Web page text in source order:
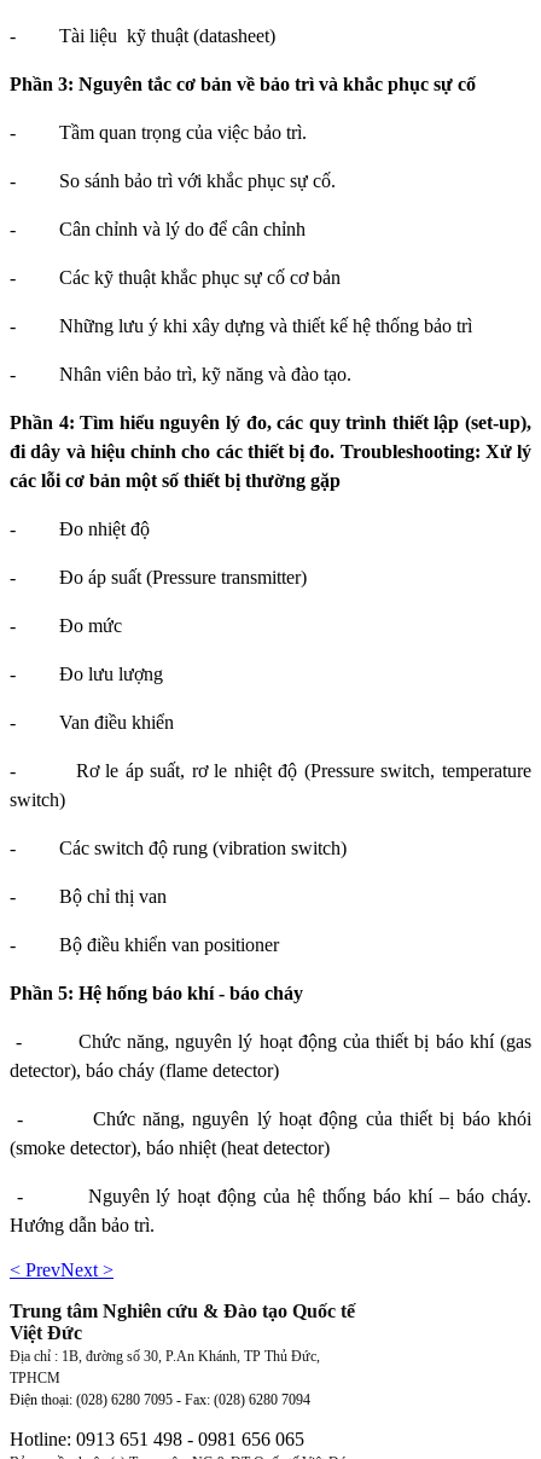
- Tài liệu kỹ thuật (datasheet)
Phần 3: Nguyên tắc cơ bản về bảo trì và khắc phục sự cố
- Tầm quan trọng của việc bảo trì.
- So sánh bảo trì với khắc phục sự cố.
- Cân chỉnh và lý do để cân chỉnh
- Các kỹ thuật khắc phục sự cố cơ bản
- Những lưu ý khi xây dựng và thiết kế hệ thống bảo trì
- Nhân viên bảo trì, kỹ năng và đào tạo.
Phần 4: Tìm hiểu nguyên lý đo, các quy trình thiết lập (set-up),
đi dây và hiệu chỉnh cho các thiết bị đo. Troubleshooting: Xử lý
các lỗi cơ bản một số thiết bị thường gặp
- Đo nhiệt độ
- Đo áp suất (Pressure transmitter)
- Đo mức
- Đo lưu lượng
- Van điều khiển
- Rơ le áp suất, rơ le nhiệt độ (Pressure switch, temperature
switch)
- Các switch độ rung (vibration switch)
- Bộ chỉ thị van
- Bộ điều khiển van positioner
Phần 5: Hệ hống báo khí - báo cháy
-
Chức năng, nguyên lý hoạt động của thiết bị báo khí (gas
detector), báo cháy (flame detector)
-
Chức năng, nguyên lý hoạt động của thiết bị báo khói
(smoke detector), báo nhiệt (heat detector)
-
Nguyên lý hoạt động của hệ thống báo khí – báo cháy.
Hướng dẫn bảo trì.
< PrevNext >
Trung tâm Nghiên cứu & Đào tạo Quốc tế
Việt Đức
Địa chỉ : 1B, đường số 30, P.An Khánh, TP Thủ Đức,
TPHCM
Điện thoại: (028) 6280 7095 - Fax: (028) 6280 7094
Hotline: 0913 651 498 - 0981 656 065